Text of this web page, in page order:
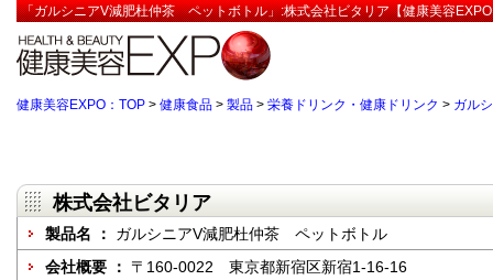
「ガルシニアV減肥杜仲茶 ペットボトル」:株式会社ビタリア【健康美容
健康美容EXPO：TOP > 健康食品 > 製品 > 栄養ドリンク・健康ドリンク > ガル
株式会社ビタリア
製品名 ： ガルシニアV減肥杜仲茶 ペットボトル
会社概要 ： 〒160-0022 東京都新宿区新宿1-16-16